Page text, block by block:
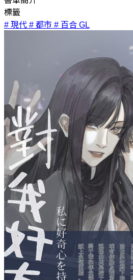
標籤
# 現代 # 都市 # 百合 GL